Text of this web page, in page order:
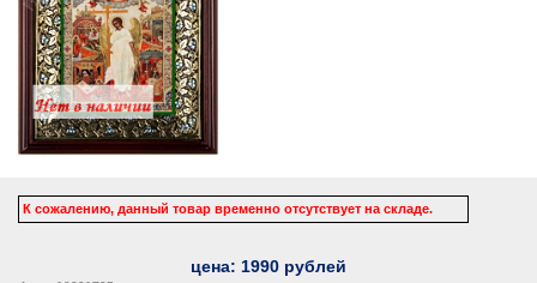
К сожалению, данный товар временно отсутствует на складе.
цена: 1990 рублей